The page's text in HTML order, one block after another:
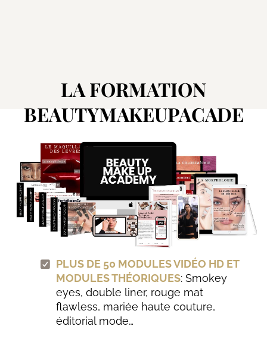
LA FORMATION
BEAUTYMAKEUPACADE
MY™
PLUS DE 50 MODULES VIDÉO HD ET
MODULES THÉORIQUES: Smokey
eyes, double liner, rouge mat
flawless, mariée haute couture,
éditorial mode…